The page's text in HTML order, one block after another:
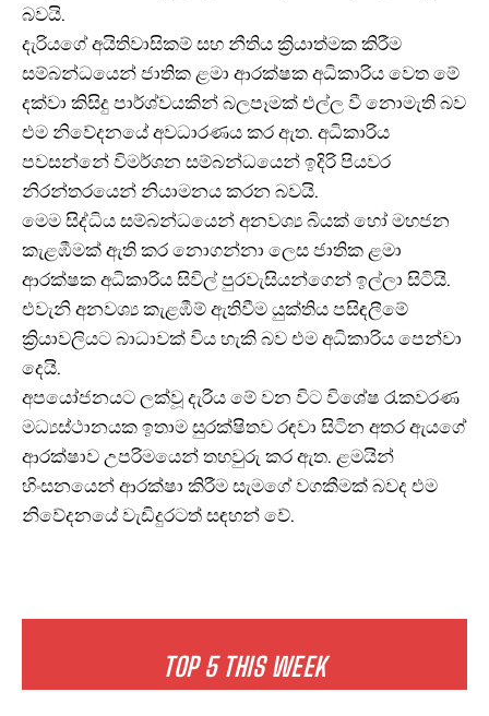
TOP 5 THIS WEEK
බවයි.
දැරියගේ අයිතිවාසිකම් සහ නීතිය ක්‍රියාත්මක කිරීම
සම්බන්ධයෙන් ජාතික ළමා ආරක්ෂක අධිකාරිය වෙත මේ
දක්වා කිසිදු පාර්ශ්වයකින් බලපෑමක් එල්ල වී නොමැති බව
එම නිවේදනයේ අවධාරණය කර ඇත. අධිකාරිය
පවසන්නේ විමර්ශන සම්බන්ධයෙන් ඉදිරි පියවර
නිරන්තරයෙන් නියාමනය කරන බවයි.
මෙම සිද්ධිය සම්බන්ධයෙන් අනවශ්‍ය බියක් හෝ මහජන
කැළඹීමක් ඇති කර නොගන්නා ලෙස ජාතික ළමා
ආරක්ෂක අධිකාරිය සිවිල් පුරවැසියන්ගෙන් ඉල්ලා සිටියි.
එවැනි අනවශ්‍ය කැළඹීම් ඇතිවීම යුක්තිය පසිඳලීමේ
ක්‍රියාවලියට බාධාවක් විය හැකි බව එම අධිකාරිය පෙන්වා
දෙයි.
අපයෝජනයට ලක්වූ දැරිය මේ වන විට විශේෂ රැකවරණ
මධ්‍යස්ථානයක ඉතාම සුරක්ෂිතව රඳවා සිටින අතර ඇයගේ
ආරක්ෂාව උපරිමයෙන් තහවුරු කර ඇත. ළමයින්
හිංසනයෙන් ආරක්ෂා කිරීම සැමගේ වගකීමක් බවද එම
නිවේදනයේ වැඩිදුරටත් සඳහන් වේ.